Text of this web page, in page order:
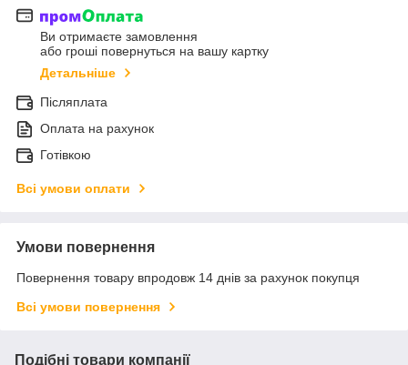
Ви отримаєте замовлення
або гроші повернуться на вашу картку
Детальніше
Післяплата
Оплата на рахунок
Готівкою
Всі умови оплати
Умови повернення
Повернення товару впродовж 14 днів за рахунок покупця
Всі умови повернення
Подібні товари компанії